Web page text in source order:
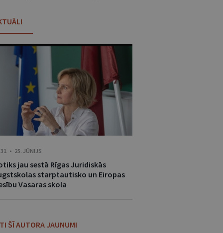
• 25. JŪNIJS
jau sestā Rīgas Juridiskās
starptautisko un Eiropas
Vasaras skola
ŠĪ AUTORA JAUNUMI